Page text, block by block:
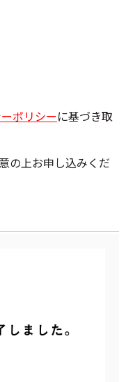
ポリシーに基づき取
の上お申し込みくだ